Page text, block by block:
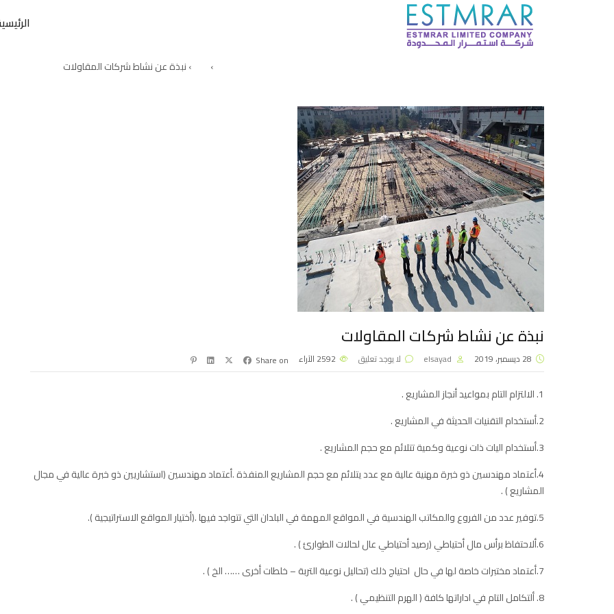
نبذة عن نشاط شركات المقاولات
›
›نبذة عن نشاط شركات المقاولات
نبذة عن نشاط شركات المقاولات
elsayad لا يوجد تعليق الآراء Share on
1. الالتزام التام بمواعيد أنجاز المشاريع .
2.أستخدام التقنيات الحديثة في المشاريع .
3.أستخدام اليات ذات نوعية وكمية تتلائم مع حجم المشاريع .
4.أعتماد مهندسين ذو خبرة مهنية عالية مع عدد يتلائم مع حجم المشاريع المنفذة .أعتماد مهندسين (استشاريين ذو خبرة عالية في مجال
المشاريع ) .
5.توفير عدد من الفروع والمكاتب الهندسية في المواقع المهمة في البلدان التي تتواجد فيها .(أختيار المواقع الاستراتيجية ).
6.ألاحتفاظ برأس مال أحتياطي (رصيد أحتياطي عال لحالات الطوارئ ) .
7.أعتماد مختبرات خاصة لها في حال احتياج ذلك (تحاليل نوعية التربة – خلطات أخرى …… الخ ) .
8. ألتكامل التام في اداراتها كافة ( الهرم التنظيمي ) .